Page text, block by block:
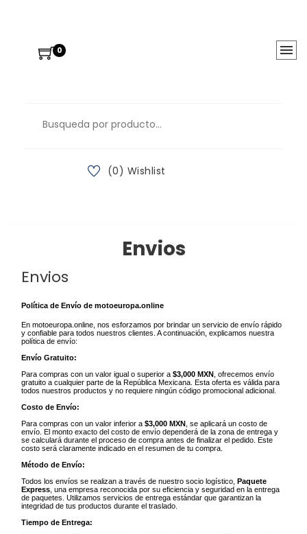
0
(0) Wishlist
Envios
Envios
Política de Envío de motoeuropa.online
En motoeuropa.online, nos esforzamos por brindar un servicio de envío rápido
y confiable para todos nuestros clientes. A continuación, explicamos nuestra
política de envío:
Envío Gratuito:
Para compras con un valor igual o superior a $3,000 MXN , ofrecemos envío
gratuito a cualquier parte de la República Mexicana. Esta oferta es válida para
todos nuestros productos y no requiere ningún código promocional adicional.
Costo de Envío:
Para compras con un valor inferior a $3,000 MXN , se aplicará un costo de
envío. El monto exacto del costo de envío dependerá de la zona de entrega y
se calculará durante el proceso de compra antes de finalizar el pedido. Este
costo será claramente indicado en el resumen de tu compra.
Método de Envío:
Todos los envíos se realizan a través de nuestro socio logístico, Paquete
Express , una empresa reconocida por su eficiencia y seguridad en la entrega
de paquetes. Utilizamos servicios de entrega estándar que garantizan la
integridad de tus productos durante el traslado.
Tiempo de Entrega: